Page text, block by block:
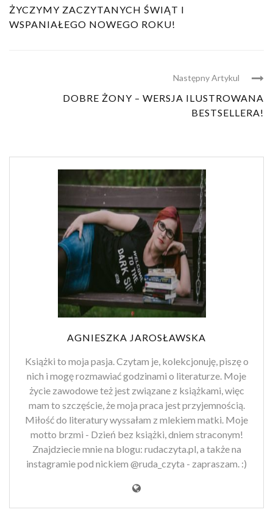
ŻYCZYMY ZACZYTANYCH ŚWIĄT I
WSPANIAŁEGO NOWEGO ROKU!
Następny Artykul
DOBRE ŻONY – WERSJA ILUSTROWANA
BESTSELLERA!
AGNIESZKA JAROSŁAWSKA
Książki to moja pasja. Czytam je, kolekcjonuję, piszę o
nich i mogę rozmawiać godzinami o literaturze. Moje
życie zawodowe też jest związane z książkami, więc
mam to szczęście, że moja praca jest przyjemnością.
Miłość do literatury wyssałam z mlekiem matki. Moje
motto brzmi - Dzień bez książki, dniem straconym!
Znajdziecie mnie na blogu: rudaczyta.pl, a także na
instagramie pod nickiem @ruda_czyta - zapraszam. :)